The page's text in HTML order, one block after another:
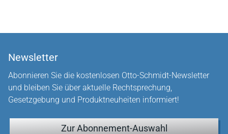
Newsletter
Abonnieren Sie die kostenlosen Otto-Schmidt-Newsletter
und bleiben Sie über aktuelle Rechtsprechung,
Gesetzgebung und Produktneuheiten informiert!
Zur Abonnement-Auswahl